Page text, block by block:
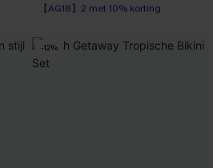
Corrigerend badpak
-12%